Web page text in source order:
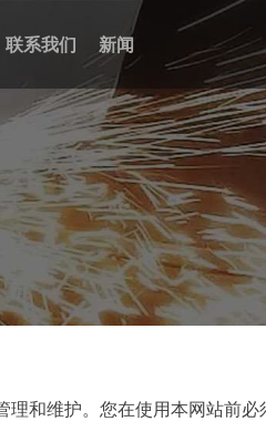
联系我们 新闻
和维护。您在使用本网站前必